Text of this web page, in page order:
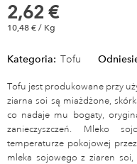
2,62 €
10,48 € / Kg
Kategoria: Tofu
Tofu jest produkowane przy
ziarna soi są miażdżone,
co nadaje mu bogaty,
zanieczyszczeń. Mleko
temperaturze pokojowej
mleka sojowego z ziaren